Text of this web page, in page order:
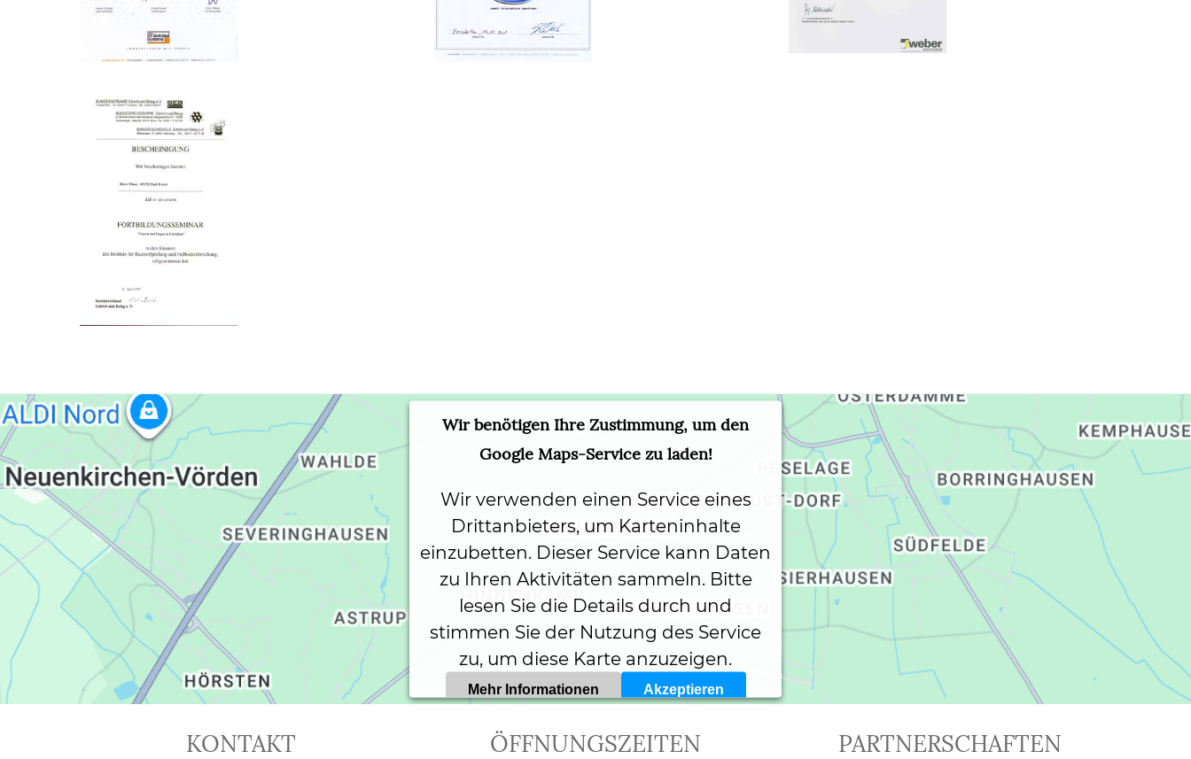
Wir benötigen Ihre Zustimmung, um den
Google Maps-Service zu laden!
Wir verwenden einen Service eines
Drittanbieters, um Karteninhalte
einzubetten. Dieser Service kann Daten
zu Ihren Aktivitäten sammeln. Bitte
lesen Sie die Details durch und
stimmen Sie der Nutzung des Service
zu, um diese Karte anzuzeigen.
Mehr Informationen Akzeptieren
Powered by
KONTAKT ÖFFNUNGSZEITEN PARTNERSCHAFTEN